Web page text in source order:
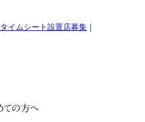
タイムシート設置店募集 ｜